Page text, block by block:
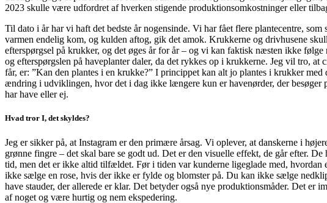
2023 skulle være udfordret af hverken stigende produktionsomkostninger eller
Til dato i år har vi haft det bedste år nogensinde. Vi har fået flere plantecentre,
varmen endelig kom, og kulden aftog, gik det amok. Krukkerne og drivhusene
efterspørgsel på krukker, og det øges år for år – og vi kan faktisk næsten ikke
og efterspørgslen på haveplanter daler, da det rykkes op i krukkerne. Jeg vil tro, at
får, er: ”Kan den plantes i en krukke?” I princippet kan alt jo plantes i krukker med
ændring i udviklingen, hvor det i dag ikke længere kun er havenørder, der besøger
har have eller ej.
Hvad tror I, det skyldes?
Jeg er sikker på, at Instagram er den primære årsag. Vi oplever, at danskerne i
grønne fingre – det skal bare se godt ud. Det er den visuelle effekt, de går efter.
tid, men det er ikke altid tilfældet. Før i tiden var kunderne ligeglade med, hvordan
ikke sælge en rose, hvis der ikke er fylde og blomster på. Du kan ikke sælge
have stauder, der allerede er klar. Det betyder også nye produktionsmåder. Det er
af noget og være hurtig og nem ekspedering.